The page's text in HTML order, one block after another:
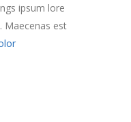
ipsum lore
Maecenas est